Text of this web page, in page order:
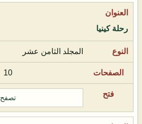
رحلة كينيا
المجلد الثامن عشر
10
تصفح